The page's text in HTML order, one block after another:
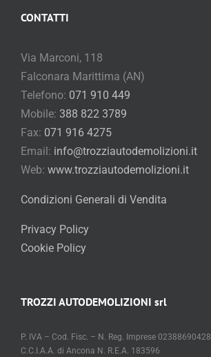
CONTATTI
Via Marconi, 118
Falconara Marittima (AN)
Telefono: 071 910 449
Mobile: 388 822 3789
Fax: 071 916 4275
Email: info@trozziautodemolizioni.it
Web: www.trozziautodemolizioni.it
Condizioni Generali di Vendita
Privacy Policy
Cookie Policy
TROZZI AUTODEMOLIZIONI srl
P. IVA – Cod. Fisc. – N. Reg. Imprese 02388690428
C.C.I.A.A. di Ancona N. R.E.A. 183596